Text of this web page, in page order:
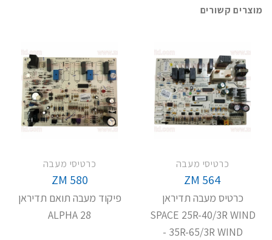
מוצרים קשורים
כרטיסי מעבה
ZM 564
כרטיס מעבה תדיראן
SPACE 25R-40/3R WIND
- 35R-65/3R WIND
כרטיסי מעבה
ZM 580
פיקוד מעבה תואם תדיראן
ALPHA 28